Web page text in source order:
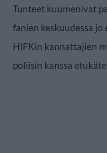
Tunteet kuumenivat
fanien keskuudessa
HIFKin kannattajien
poliisin kanssa